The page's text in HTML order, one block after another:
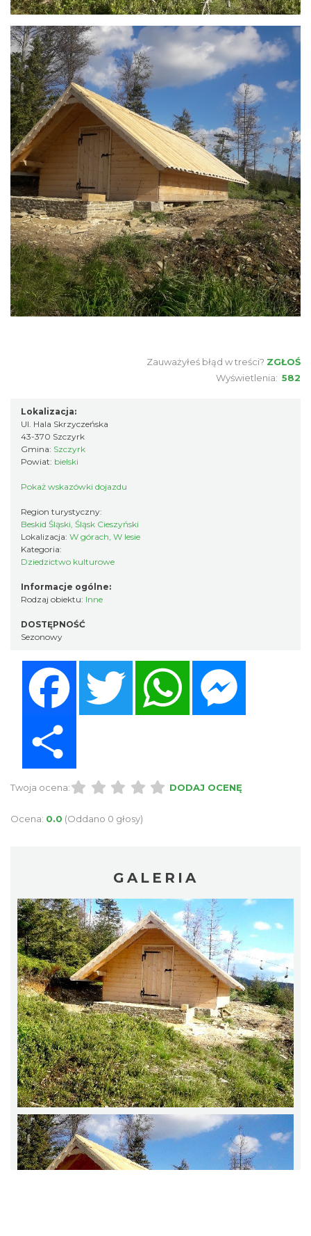
Zauważyłeś błąd w treści? ZGŁOŚ
Wyświetlenia: 582
Lokalizacja:
Ul. Hala Skrzyczeńska
43-370 Szczyrk
Gmina: Szczyrk
Powiat: bielski
Pokaż wskazówki dojazdu
Region turystyczny:
Beskid Śląski, Śląsk Cieszyński
Lokalizacja: W górach, W lesie
Kategoria:
Dziedzictwo kulturowe
Informacje ogólne:
Rodzaj obiektu: Inne
DOSTĘPNOŚĆ
Sezonowy
Twitter WhatsApp
Twoja ocena: DODAJ OCENĘ
Ocena: 0.0 (Oddano 0 głosy)
GALERIA